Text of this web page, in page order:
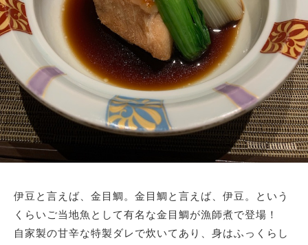
伊豆と言えば、金目鯛。金目鯛と言えば、伊豆。という
くらいご当地魚として有名な金目鯛が漁師煮で登場！
自家製の甘辛な特製ダレで炊いてあり、身はふっくらし